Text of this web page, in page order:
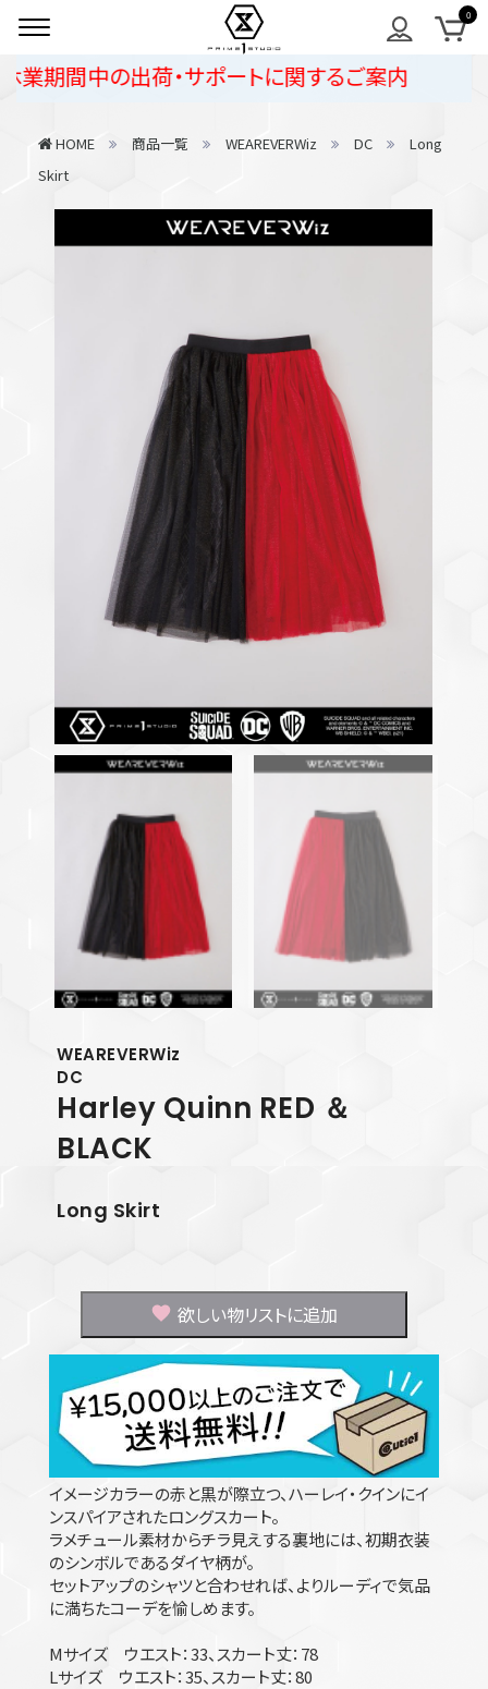
間中の出荷・サポートに関するご案内
HOME 商品一覧 WEAREVERWiz DC
Long
Skirt
WEAREVERWiz
DC
Harley Quinn RED ＆
BLACK
Long Skirt
欲しい物リストに追加
イメージカラーの赤と黒が際立つ、ハーレイ・クインにイ
ンスパイアされたロングスカート。
ラメチュール素材からチラ見えする裏地には、初期衣装
のシンボルであるダイヤ柄が。
セットアップのシャツと合わせれば、よりルーディで気品
に満ちたコーデを愉しめます。
Mサイズ ウエスト：33、スカート丈：78
Lサイズ ウエスト：35、スカート丈：80